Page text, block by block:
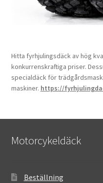
Hitta fyrhjulingsdäck av hög
konkurrenskraftiga priser.
specialdäck för
maskiner. https://
Motorcykeldäck
Beställning